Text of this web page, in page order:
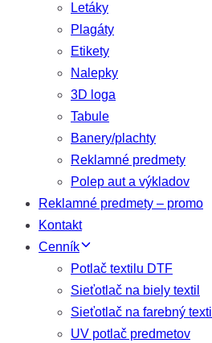
Letáky
Plagáty
Etikety
Nalepky
3D loga
Tabule
Banery/plachty
Reklamné predmety
Polep aut a výkladov
Reklamné predmety – promo
Kontakt
Cenník
Potlač textilu DTF
Sieťotlač na biely textil
Sieťotlač na farebný textil
UV potlač predmetov